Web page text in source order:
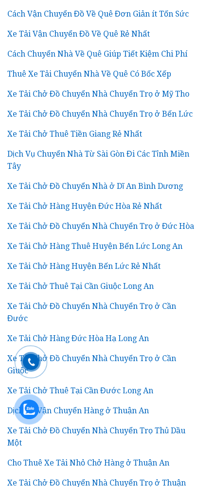
Cách Vận Chuyển Đồ Về Quê Đơn Giản ít Tốn Sức
Xe Tải Vận Chuyển Đồ Về Quê Rẻ Nhất
Cách Chuyển Nhà Về Quê Giúp Tiết Kiệm Chi Phí
Thuê Xe Tải Chuyển Nhà Về Quê Có Bốc Xếp
Xe Tải Chở Đồ Chuyển Nhà Chuyển Trọ ở Mỹ Tho
Xe Tải Chở Đồ Chuyển Nhà Chuyển Trọ ở Bến Lức
Xe Tải Chở Thuê Tiền Giang Rẻ Nhất
Dịch Vụ Chuyển Nhà Từ Sài Gòn Đi Các Tỉnh Miền
Tây
Xe Tải Chở Đồ Chuyển Nhà ở Dĩ An Bình Dương
Xe Tải Chở Hàng Huyện Đức Hòa Rẻ Nhất
Xe Tải Chở Đồ Chuyển Nhà Chuyển Trọ ở Đức Hòa
Xe Tải Chở Hàng Thuê Huyện Bến Lức Long An
Xe Tải Chở Hàng Huyện Bến Lức Rẻ Nhất
Xe Tải Chở Thuê Tại Cần Giuộc Long An
Xe Tải Chở Đồ Chuyển Nhà Chuyển Trọ ở Cần
Đước
Xe Tải Chở Hàng Đức Hòa Hạ Long An
Xe Tải Chở Đồ Chuyển Nhà Chuyển Trọ ở Cần
Giuộc
Xe Tải Chở Thuê Tại Cần Đước Long An
Dịch Vụ Vận Chuyển Hàng ở Thuận An
Xe Tải Chở Đồ Chuyển Nhà Chuyển Trọ Thủ Dầu
Một
Cho Thuê Xe Tải Nhỏ Chở Hàng ở Thuận An
Xe Tải Chở Đồ Chuyển Nhà Chuyển Trọ ở Thuận